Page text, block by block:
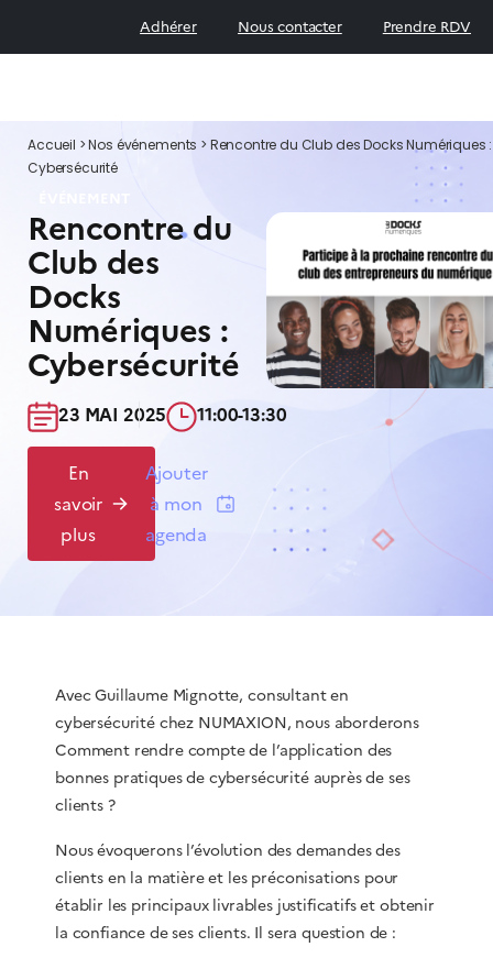
Adhérer Nous contacter Prendre RDV
Accueil >Nos événements > Rencontre du Club des Docks Numériques :
Cybersécurité
Rencontre du
Club des
Docks
Numériques :
Cybersécurité
23 MAI 2025​ 11:00-13:30​
En
savoir
plus
Ajouter
à mon
agenda
Avec Guillaume Mignotte, consultant en
cybersécurité chez NUMAXION, nous aborderons
Comment rendre compte de l’application des
bonnes pratiques de cybersécurité auprès de ses
clients ?
Nous évoquerons l’évolution des demandes des
clients en la matière et les préconisations pour
établir les principaux livrables justificatifs et obtenir
la confiance de ses clients. Il sera question de :